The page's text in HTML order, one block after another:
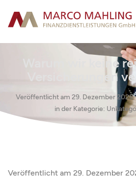
Warum wir keine
Versicherungen
Veröffentlicht am 29. Dezember 2025
in der Kategorie:
Veröffentlicht am 29. Dezember